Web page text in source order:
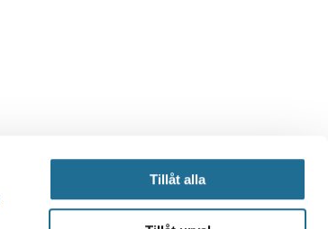
Tillåt alla